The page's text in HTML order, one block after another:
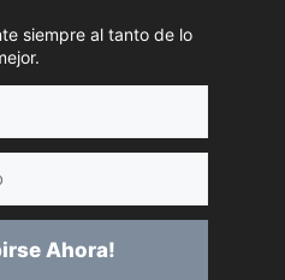
siempre al tanto de lo
Ahora!